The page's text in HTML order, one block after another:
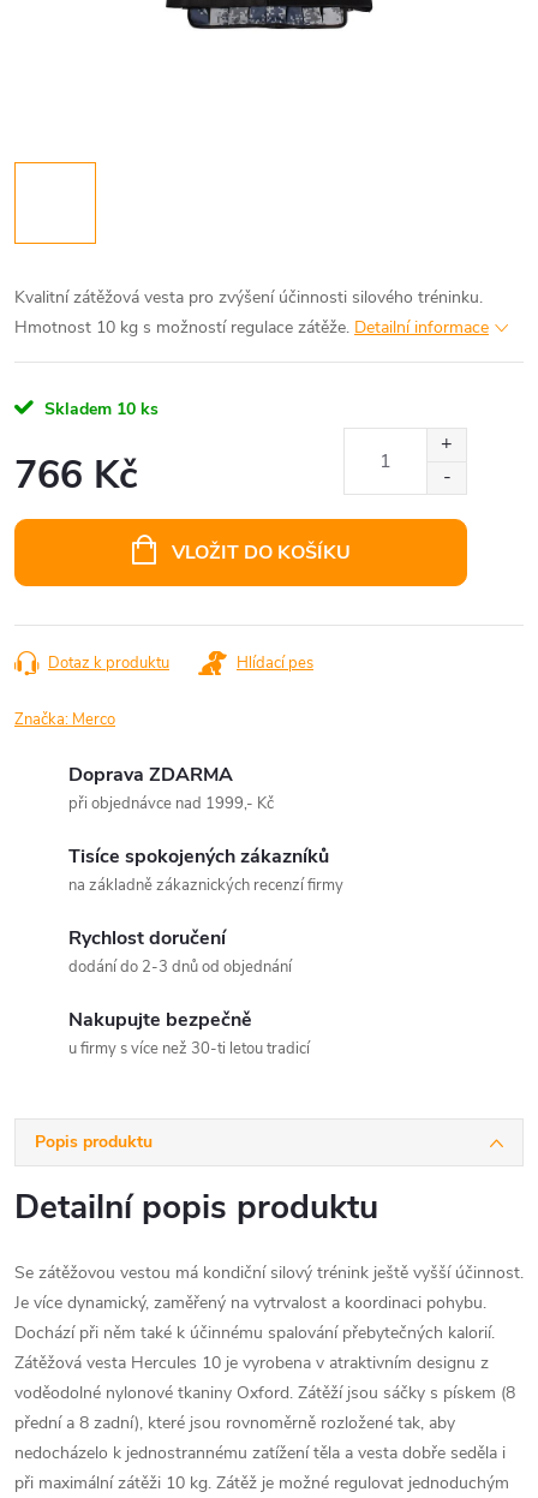
Kvalitní zátěžová vesta pro zvýšení účinnosti silového tréninku.
Hmotnost 10 kg s možností regulace zátěže. Detailní informace
Skladem 10 ks
766 Kč
VLOŽIT DO KOŠÍKU
Dotaz k produktu Hlídací pes
Značka: Merco
Doprava ZDARMA
při objednávce nad 1999,- Kč
Tisíce spokojených zákazníků
na základně zákaznických recenzí firmy
Rychlost doručení
dodání do 2-3 dnů od objednání
Nakupujte bezpečně
u firmy s více než 30-ti letou tradicí
Popis produktu
Detailní popis produktu
Se zátěžovou vestou má kondiční silový trénink ještě vyšší účinnost.
Je více dynamický, zaměřený na vytrvalost a koordinaci pohybu.
Dochází při něm také k účinnému spalování přebytečných kalorií.
Zátěžová vesta Hercules 10 je vyrobena v atraktivním designu z
voděodolné nylonové tkaniny Oxford. Zátěží jsou sáčky s pískem (8
přední a 8 zadní), které jsou rovnoměrně rozložené tak, aby
nedocházelo k jednostrannému zatížení těla a vesta dobře seděla i
při maximální zátěži 10 kg. Zátěž je možné regulovat jednoduchým